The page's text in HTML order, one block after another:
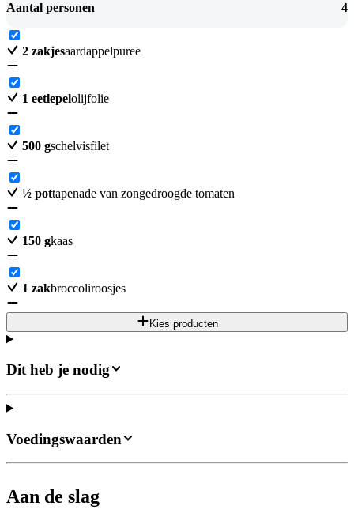
Aantal personen 4
2 zakjesaardappelpuree
1 eetlepelolijfolie
500 gschelvisfilet
½ pottapenade van zongedroogde tomaten
150 gkaas
1 zakbroccoliroosjes
Kies producten
Dit heb je nodig
Aan de slag
Voedingswaarden